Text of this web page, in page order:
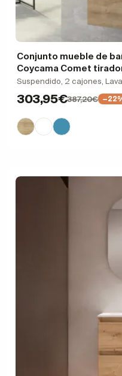
Conjunto mueble de
Coycama Comet
Suspendido, 2 cajones,
303,95€387,20€